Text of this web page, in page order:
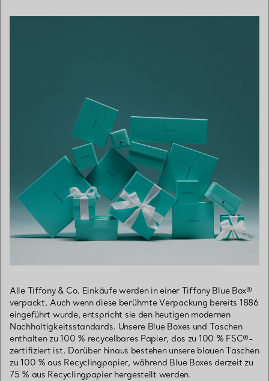
Alle Tiffany & Co. Einkäufe werden in einer Tiffany Blue Box®
verpackt. Auch wenn diese berühmte Verpackung bereits 1886
eingeführt wurde, entspricht sie den heutigen modernen
Nachhaltigkeitsstandards. Unsere Blue Boxes und Taschen
enthalten zu 100 % recycelbares Papier, das zu 100 % FSC®-
zertifiziert ist. Darüber hinaus bestehen unsere blauen Taschen
zu 100 % aus Recyclingpapier, während Blue Boxes derzeit zu
75 % aus Recyclingpapier hergestellt werden.